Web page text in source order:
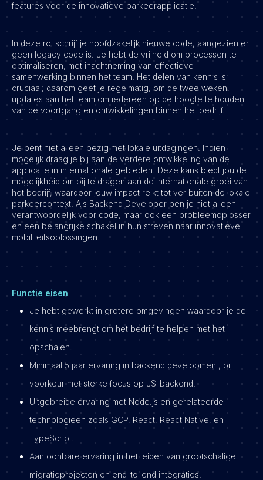
features voor de innovatieve parkeerapplicatie.
In deze rol schrijf je hoofdzakelijk nieuwe code, aangezien er
geen legacy code is. Je hebt de vrijheid om processen te
optimaliseren, met inachtneming van effectieve
samenwerking binnen het team. Het delen van kennis is
cruciaal; daarom geef je regelmatig, om de twee weken,
updates aan het team om iedereen op de hoogte te houden
van de voortgang en ontwikkelingen binnen het bedrijf.
Je bent niet alleen bezig met lokale uitdagingen. Indien
mogelijk draag je bij aan de verdere ontwikkeling van de
applicatie in internationale gebieden. Deze kans biedt jou de
mogelijkheid om bij te dragen aan de internationale groei van
het bedrijf, waardoor jouw impact reikt tot ver buiten de lokale
parkeercontext. Als Backend Developer ben je niet alleen
verantwoordelijk voor code, maar ook een probleemoplosser
en een belangrijke schakel in hun streven naar innovatieve
mobiliteitsoplossingen.
Functie eisen
Je hebt gewerkt in grotere omgevingen waardoor je de
kennis meebrengt om het bedrijf te helpen met het
opschalen.
Minimaal 5 jaar ervaring in backend development, bij
voorkeur met sterke focus op JS-backend.
Uitgebreide ervaring met Node.js en gerelateerde
technologieën zoals GCP, React, React Native, en
TypeScript.
Aantoonbare ervaring in het leiden van grootschalige
migratieprojecten en end-to-end integraties.